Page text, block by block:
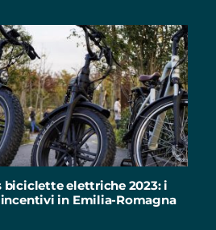
biciclette elettriche 2023: i
in Emilia-Romagna